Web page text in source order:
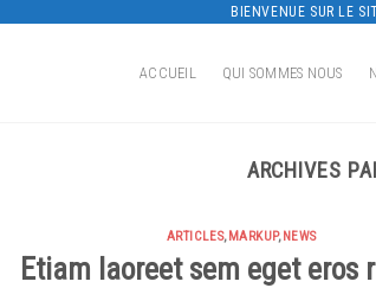
BIENVENUE SUR LE
ACCUEIL QUI SOMMES NOUS
ARCHIVES
ARTICLES, MARKUP, NEWS
Etiam laoreet sem eget eros